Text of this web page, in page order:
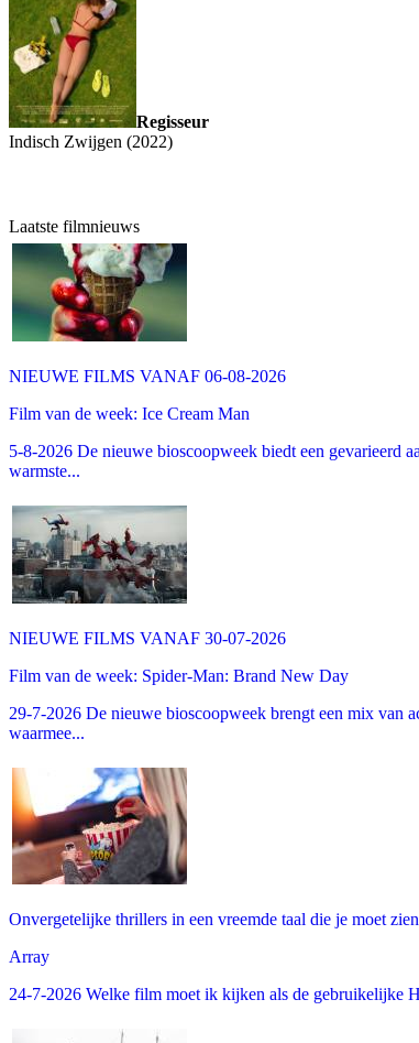
Regisseur
Indisch Zwijgen (2022)
Laatste filmnieuws
NIEUWE FILMS VANAF 06-08-2026
Film van de week: Ice Cream Man
5-8-2026 De nieuwe bioscoopweek biedt een gevarieerd
warmste...
NIEUWE FILMS VANAF 30-07-2026
Film van de week: Spider-Man: Brand New Day
29-7-2026 De nieuwe bioscoopweek brengt een mix van
waarmee...
Onvergetelijke thrillers in een vreemde taal die je moet zien
Array
24-7-2026 Welke film moet ik kijken als de gebruikelijke